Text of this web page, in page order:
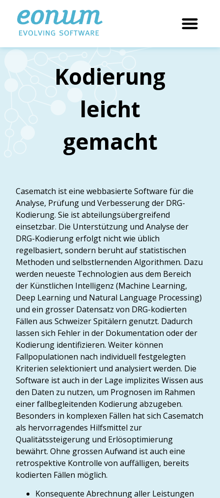
Kodierung
leicht
gemacht
Casematch ist eine webbasierte Software für die
Analyse, Prüfung und Verbesserung der DRG-
Kodierung. Sie ist abteilungsübergreifend
einsetzbar. Die Unterstützung und Analyse der
DRG-Kodierung erfolgt nicht wie üblich
regelbasiert, sondern beruht auf statistischen
Methoden und selbstlernenden Algorithmen. Dazu
werden neueste Technologien aus dem Bereich
der Künstlichen Intelligenz (Machine Learning,
Deep Learning und Natural Language Processing)
und ein grosser Datensatz von DRG-kodierten
Fällen aus Schweizer Spitälern genutzt. Dadurch
lassen sich Fehler in der Dokumentation oder der
Kodierung identifizieren. Weiter können
Fallpopulationen nach individuell festgelegten
Kriterien selektioniert und analysiert werden. Die
Software ist auch in der Lage implizites Wissen aus
den Daten zu nutzen, um Prognosen im Rahmen
einer fallbegleitenden Kodierung abzugeben.
Besonders in komplexen Fällen hat sich Casematch
als hervorragendes Hilfsmittel zur
Qualitätssteigerung und Erlösoptimierung
bewährt. Ohne grossen Aufwand ist auch eine
retrospektive Kontrolle von auffälligen, bereits
kodierten Fällen möglich.
Konsequente Abrechnung aller Leistungen